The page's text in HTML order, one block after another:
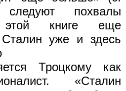
похвалы
книге еще
уже и здесь
Троцкому как
«Сталин